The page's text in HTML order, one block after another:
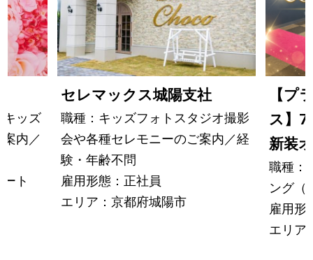
キッズ
内／
ト
セレマックス城陽支社
職種：キッズフォトスタジオ撮影
会や各種セレモニーのご案内／経
験・年齢不問
雇用形態：正社員
エリア：京都府城陽市
【プ
ス】7
新装
職種：
ング（
雇用形
エリア